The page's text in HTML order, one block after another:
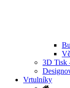
3D Tisk
Vrtulníky